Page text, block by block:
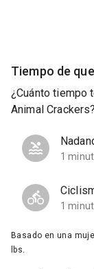
Tiempo de
¿Cuánto tiempo
Animal Crackers?
1
1
Basado en una
lbs.